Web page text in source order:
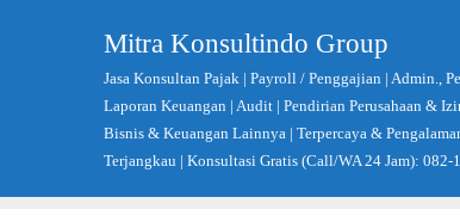
Mitra Konsultindo Group
Jasa Konsultan Pajak | Payroll / Penggajian | Admin.,
Laporan Keuangan | Audit | Pendirian Perusahaan &
Bisnis & Keuangan Lainnya | Terpercaya &
Terjangkau | Konsultasi Gratis (Call/WA 24 Jam): 082-